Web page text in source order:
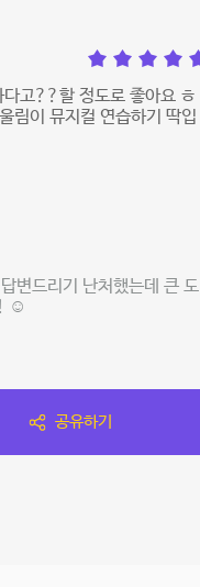
고??할 정도로 좋아요 ㅎ
림이 뮤지컬 연습하기 딱입
변드리기 난처했는데 큰 도
☺️
공유하기